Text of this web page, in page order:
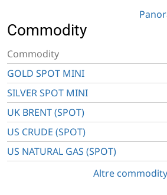
Commodity
Commodity
GOLD SPOT MINI
SILVER SPOT MINI
UK BRENT (SPOT)
US CRUDE (SPOT)
US NATURAL GAS (SPOT)
Altre